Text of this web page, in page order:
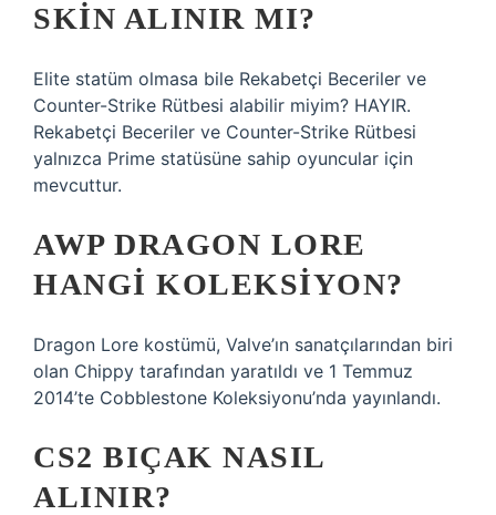
SKIN ALINIR MI?
Elite statüm olmasa bile Rekabetçi Beceriler ve
Counter-Strike Rütbesi alabilir miyim? HAYIR.
Rekabetçi Beceriler ve Counter-Strike Rütbesi
yalnızca Prime statüsüne sahip oyuncular için
mevcuttur.
AWP DRAGON LORE
HANGI KOLEKSIYON?
Dragon Lore kostümü, Valve’ın sanatçılarından biri
olan Chippy tarafından yaratıldı ve 1 Temmuz
2014’te Cobblestone Koleksiyonu’nda yayınlandı.
CS2 BIÇAK NASIL
ALINIR?